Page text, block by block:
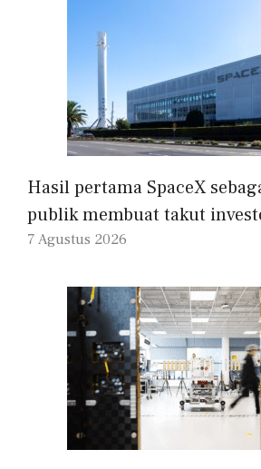
Hasil pertama SpaceX
publik membuat takut
7 Agustus 2026